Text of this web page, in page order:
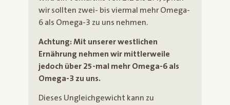
wir sollten zwei- bis viermal mehr Omega-
6 als Omega-3 zu uns nehmen.
Achtung: Mit unserer westlichen
Ernährung nehmen wir mittlerweile
jedoch über 25-mal mehr Omega-6 als
Omega-3 zu uns.
Dieses Ungleichgewicht kann zu